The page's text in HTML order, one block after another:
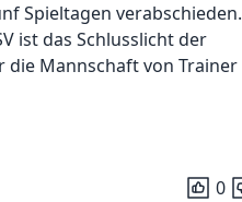
Spieltagen verabschieden.
ist das Schlusslicht der
die Mannschaft von Trainer
0